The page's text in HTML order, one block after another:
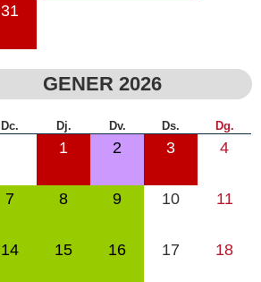
31
GENER 2026
Dc. Dj. Dv. Ds. Dg.
1 2 3 4
7 8 9 10 11
14 15 16 17 18